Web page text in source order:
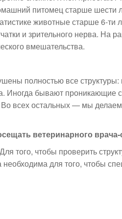
питомец старше
животные старше 6-ти
и зрительного нерва. На
вмешательства.
полностью все
Иногда бывают проникающие
Во всех остальных — мы
ветеринарного
того, чтобы проверить
для того, чтобы